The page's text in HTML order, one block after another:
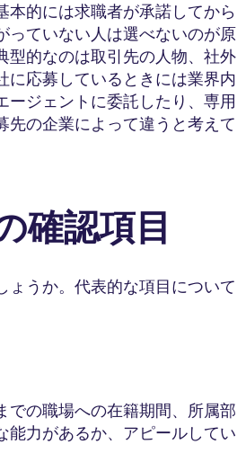
本的には求職者が承諾してから
っていない人は選べないのが原
型的なのは取引先の人物、社外
に応募しているときには業界内
ージェントに委託したり、専用
先の企業によって違うと考えて
確認項目
ょうか。代表的な項目について
での職場への在籍期間、所属部
能力があるか、アピールしてい